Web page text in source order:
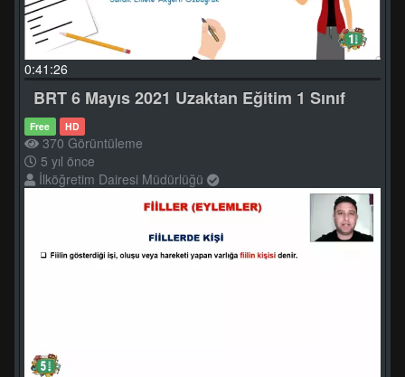
0:41:26
BRT 6 Mayıs 2021 Uzaktan Eğitim 1 Sınıf
Free HD
370 Görüntüleme
5 yıl önce
İlköğretim Dairesi Müdürlüğü